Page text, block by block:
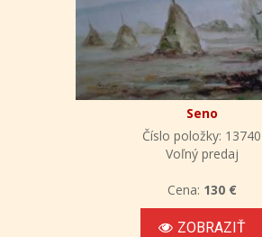
Seno
Číslo položky: 13740
Voľný predaj
Cena: 130 €
ZOBRAZIŤ